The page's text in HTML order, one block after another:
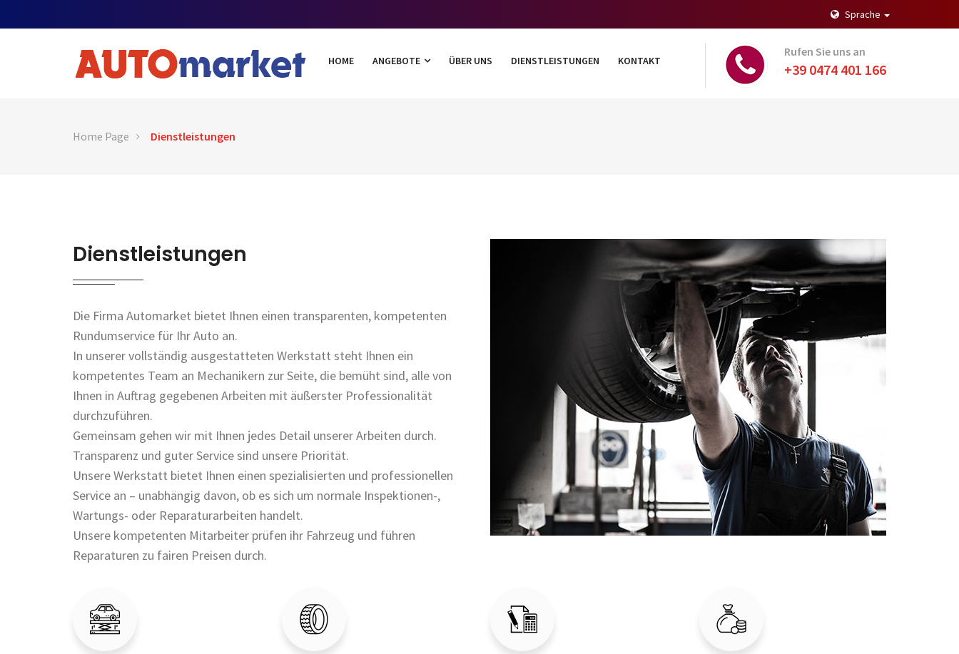
Sprache
HOME ANGEBOTE ÜBER UNS DIENSTLEISTUNGEN KONTAKT
Rufen Sie uns an
+39 0474 401 166
Home Page Dienstleistungen
Dienstleistungen
Die Firma Automarket bietet Ihnen einen transparenten, kompetenten
Rundumservice für Ihr Auto an.
In unserer vollständig ausgestatteten Werkstatt steht Ihnen ein
kompetentes Team an Mechanikern zur Seite, die bemüht sind, alle von
Ihnen in Auftrag gegebenen Arbeiten mit äußerster Professionalität
durchzuführen.
Gemeinsam gehen wir mit Ihnen jedes Detail unserer Arbeiten durch.
Transparenz und guter Service sind unsere Priorität.
Unsere Werkstatt bietet Ihnen einen spezialisierten und professionellen
Service an – unabhängig davon, ob es sich um normale Inspektionen-,
Wartungs- oder Reparaturarbeiten handelt.
Unsere kompetenten Mitarbeiter prüfen ihr Fahrzeug und führen
Reparaturen zu fairen Preisen durch.